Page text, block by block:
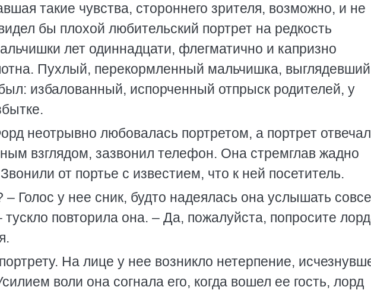
такие чувства, стороннего зрителя, возможно, и не
бы плохой любительский портрет на редкость
лет одиннадцати, флегматично и капризно
Пухлый, перекормленный мальчишка, выглядевший
избалованный, испорченный отпрыск родителей, у
неотрывно любовалась портретом, а портрет
взглядом, зазвонил телефон. Она стремглав жадно
от портье с известием, что к ней посетитель.
Голос у нее сник, будто надеялась она услышать
повторила она. – Да, пожалуйста, попросите
На лице у нее возникло нетерпение,
воли она согнала его, когда вошел ее гость, лорд